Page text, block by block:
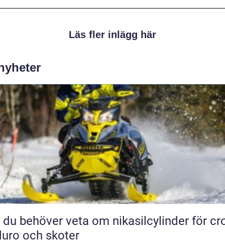
Läs fler inlägg här
behöver veta om nikasilcylinder för
och skoter